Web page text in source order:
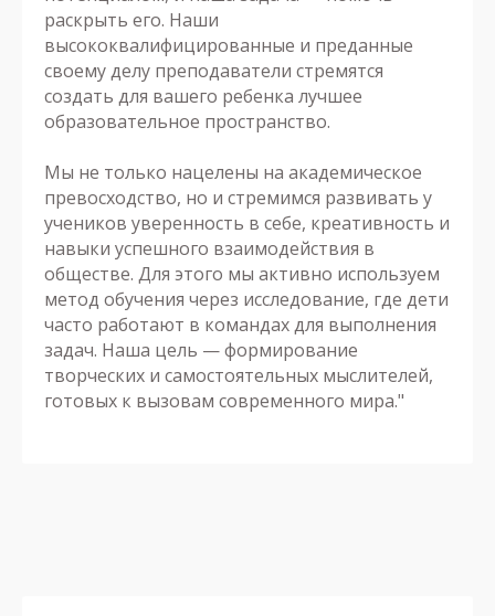
раскрыть его. Наши
высококвалифицированные и преданные
своему делу преподаватели стремятся
создать для вашего ребенка лучшее
образовательное пространство.
Мы не только нацелены на академическое
превосходство, но и стремимся развивать у
учеников уверенность в себе, креативность и
навыки успешного взаимодействия в
обществе. Для этого мы активно используем
метод обучения через исследование, где дети
часто работают в командах для выполнения
задач. Наша цель — формирование
творческих и самостоятельных мыслителей,
готовых к вызовам современного мира."